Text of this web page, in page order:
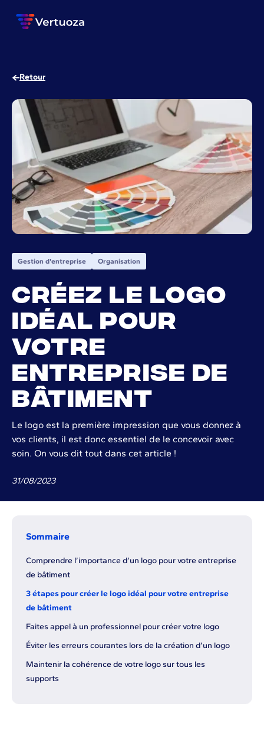
Retour
Gestion d'entreprise Organisation
Créez le logo
idéal pour
votre
entreprise de
bâtiment
Le logo est la première impression que vous donnez à
vos clients, il est donc essentiel de le concevoir avec
soin. On vous dit tout dans cet article !
31/08/2023
Sommaire
Comprendre l’importance d’un logo pour votre entreprise
de bâtiment
3 étapes pour créer le logo idéal pour votre entreprise
de bâtiment
Faites appel à un professionnel pour créer votre logo
Éviter les erreurs courantes lors de la création d’un logo
Maintenir la cohérence de votre logo sur tous les
supports